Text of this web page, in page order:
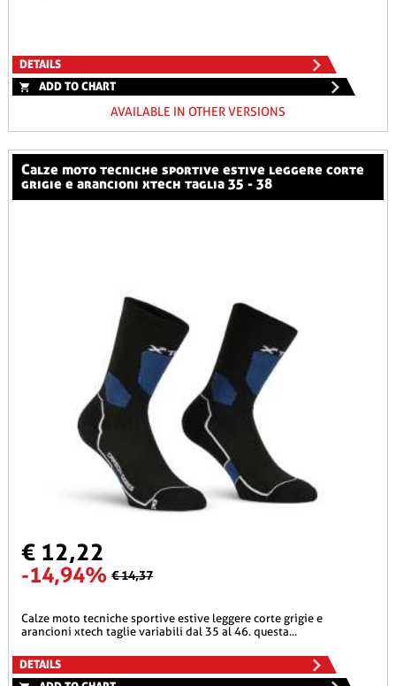
DETAILS
ADD TO CHART
AVAILABLE IN OTHER VERSIONS
calze moto tecniche sportive estive leggere corte
grigie e arancioni xtech taglia 35 - 38
€ 12,22
-14,94% € 14,37
calze moto tecniche sportive estive leggere corte grigie e
arancioni xtech taglie variabili dal 35 al 46. questa...
DETAILS